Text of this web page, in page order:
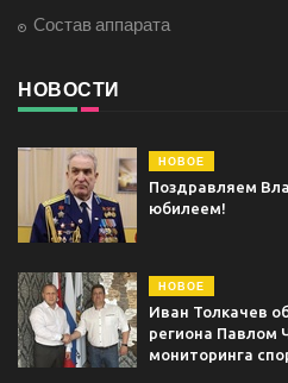
Cостав аппарата
НОВОСТИ
НОВОЕ
Поздравляем
юбилеем!
НОВОЕ
Иван Толкачев
региона Павлом
мониторинга